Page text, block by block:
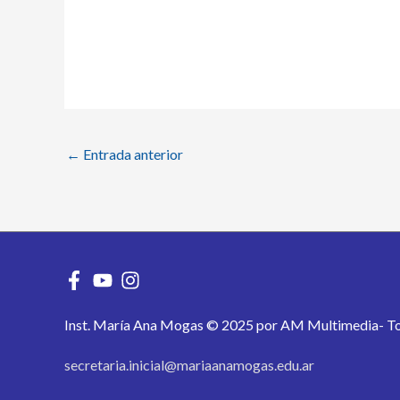
← Entrada anterior
Inst. María Ana Mogas © 2025 por AM Multimedia-
secretaria.inicial@mariaanamogas.edu.ar